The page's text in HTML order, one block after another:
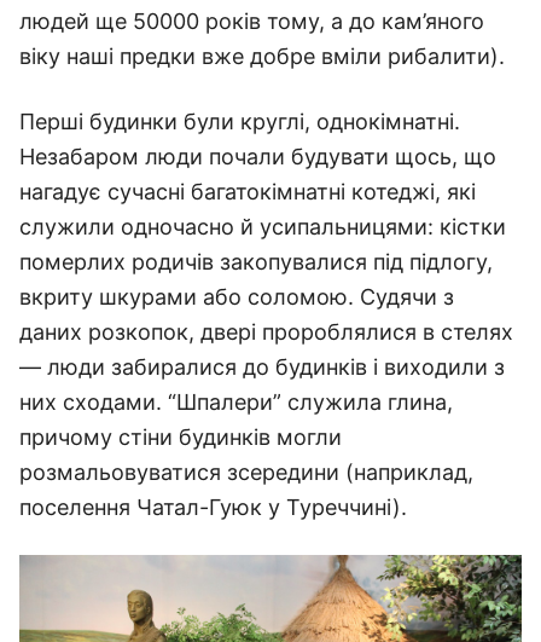
людей ще 50000 років тому, а до кам’яного
віку наші предки вже добре вміли рибалити).
Перші будинки були круглі, однокімнатні.
Незабаром люди почали будувати щось, що
нагадує сучасні багатокімнатні котеджі, які
служили одночасно й усипальницями: кістки
померлих родичів закопувалися під підлогу,
вкриту шкурами або соломою. Судячи з
даних розкопок, двері пророблялися в стелях
— люди забиралися до будинків і виходили з
них сходами. “Шпалери” служила глина,
причому стіни будинків могли
розмальовуватися зсередини (наприклад,
поселення Чатал-Гуюк у Туреччині).